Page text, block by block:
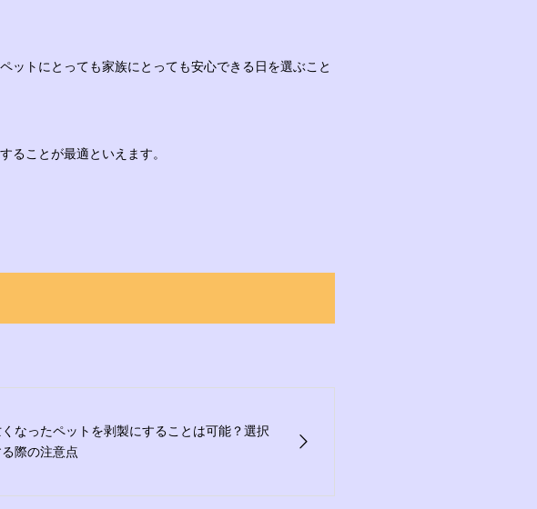
ットにとっても家族にとっても安心できる日を選ぶこと
ることが最適といえます。
なったペットを剥製にすることは可能？選択
際の注意点